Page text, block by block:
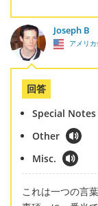
Joseph B
アメリ
回答
Special Notes
Other
Misc.
これは一つの言